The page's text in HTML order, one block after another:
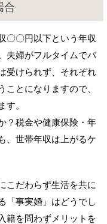
合
〇〇円以下という年収
夫婦がフルタイムでバ
受けられず、それぞれ
とになりますので、
す。
？税金や健康保険・年
、世帯年収は上がるケ
こだわらず生活を共に
「事実婚」はどうでし
籍を問わずメリットを